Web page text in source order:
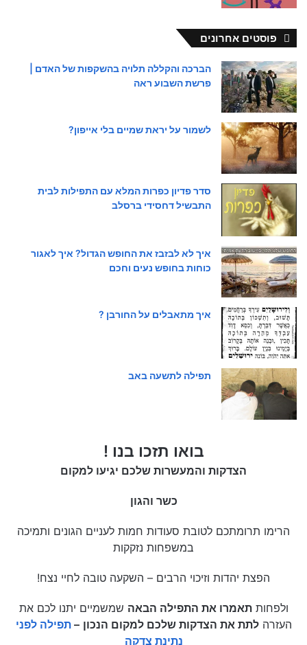
פוסטים אחרונים
הברכה והקללה תלויה בהשקפות של האדם |
פרשת השבוע ראה
לשמור על יראת שמיים בלי אייפון?
סדר פדיון כפרות המלא עם התפילות לבית
התבשיל דחסידי ברסלב
איך לא לבזבז את החופש הגדול? איך לאגור
כוחות בחופש נעים וחכם
איך מתאבלים על החורבן ?
תפילה לתשעה באב
בואו תזכו בנו !
הצדקות והמעשרות שלכם יגיעו למקום
כשר והגון
הרימו תרומתכם לטובת סעודות חמות לעניים הגונים ותמיכה
במשפחות נזקקות
הפצת יהדות וזיכוי הרבים – השקעה טובה לחיי נצח!
ולפחותתאמרו את התפילה הבאה שמשמיים יתנו לכם את
העזרהלתת את הצדקות שלכם למקום הנכון –תפילה לפני
נתינת צדקה